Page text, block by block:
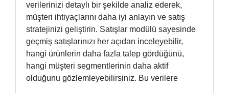
verilerinizi detaylı bir şekilde analiz ederek,
müşteri ihtiyaçlarını daha iyi anlayın ve satış
stratejinizi geliştirin. Satışlar modülü sayesinde
geçmiş satışlarınızı her açıdan inceleyebilir,
hangi ürünlerin daha fazla talep gördüğünü,
hangi müşteri segmentlerinin daha aktif
olduğunu gözlemleyebilirsiniz. Bu verilere